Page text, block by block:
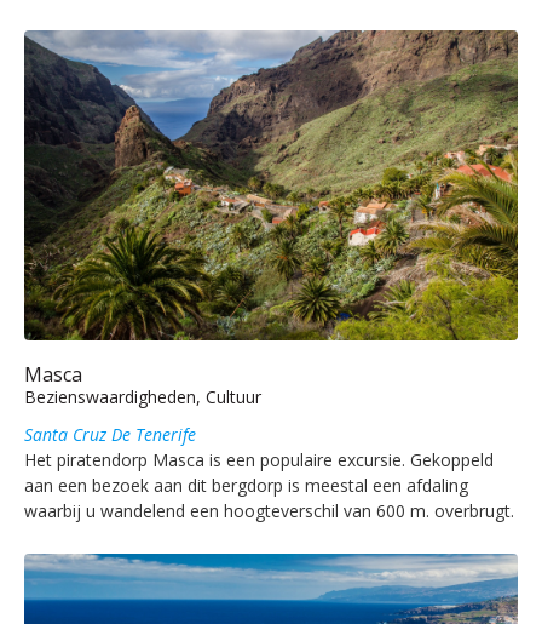
Masca
Bezienswaardigheden, Cultuur
Santa Cruz De Tenerife
Het piratendorp Masca is een populaire excursie. Gekoppeld
aan een bezoek aan dit bergdorp is meestal een afdaling
waarbij u wandelend een hoogteverschil van 600 m. overbrugt.